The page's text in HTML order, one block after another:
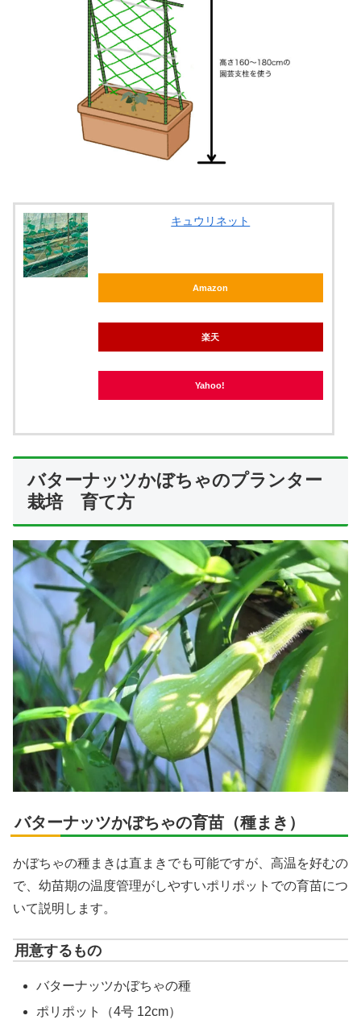
キュウリネット
Amazon
楽天
Yahoo!
バターナッツかぼちゃのプランター
栽培 育て方
バターナッツかぼちゃの育苗（種まき）
かぼちゃの種まきは直まきでも可能ですが、高温を好むの
で、幼苗期の温度管理がしやすいポリポットでの育苗につ
いて説明します。
用意するもの
バターナッツかぼちゃの種
ポリポット（4号 12cm）
Facebook
LINE
LinkedIn
コピー